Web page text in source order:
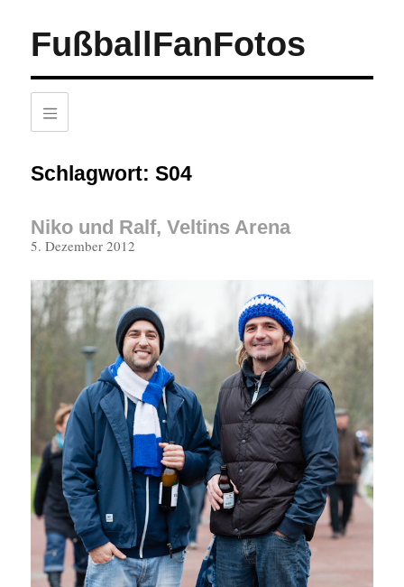
FußballFanFotos
Schlagwort:S04
Niko und Ralf, Veltins Arena
Veröffentlicht
5. Dezember 2012